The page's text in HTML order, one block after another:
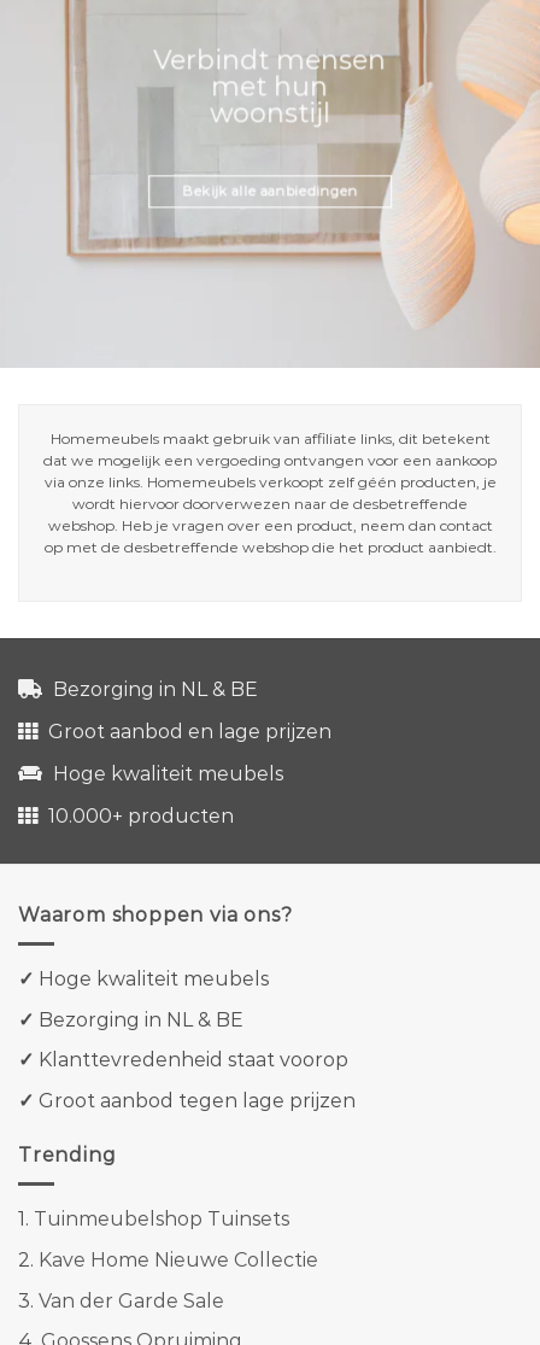
Verbindt mensen
met hun
woonstijl
Bekijk alle aanbiedingen
Homemeubels maakt gebruik van affiliate links, dit betekent
dat we mogelijk een vergoeding ontvangen voor een aankoop
via onze links. Homemeubels verkoopt zelf géén producten, je
wordt hiervoor doorverwezen naar de desbetreffende
webshop. Heb je vragen over een product, neem dan contact
op met de desbetreffende webshop die het product aanbiedt.
Bezorging in NL & BE
Groot aanbod en lage prijzen
Hoge kwaliteit meubels
10.000+ producten
Waarom shoppen via ons?
✓ Hoge kwaliteit meubels
✓ Bezorging in NL & BE
✓ Klanttevredenheid staat voorop
✓ Groot aanbod tegen lage prijzen
Trending
1. Tuinmeubelshop Tuinsets
2. Kave Home Nieuwe Collectie
3. Van der Garde Sale